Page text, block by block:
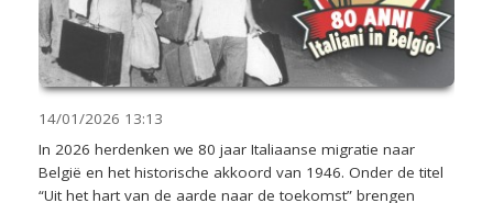
14/01/2026 13:13
In 2026 herdenken we 80 jaar Italiaanse migratie naar
België en het historische akkoord van 1946. Onder de titel
“Uit het hart van de aarde naar de toekomst” brengen